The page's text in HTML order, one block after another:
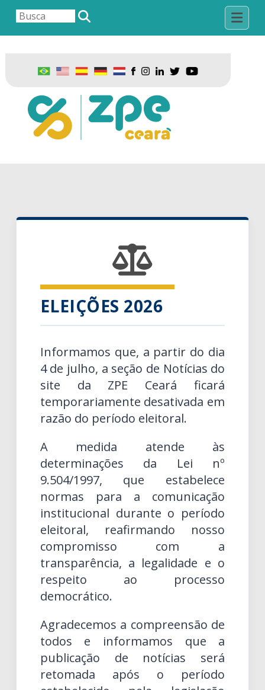
ELEIÇÕES 2026
Informamos que, a partir do dia
4 de julho, a seção de Notícias do
site da ZPE Ceará ficará
temporariamente desativada em
razão do período eleitoral.
A medida atende às
determinações da Lei nº
9.504/1997, que estabelece
normas para a comunicação
institucional durante o período
eleitoral, reafirmando nosso
compromisso com a
transparência, a legalidade e o
respeito ao processo
democrático.
Agradecemos a compreensão de
todos e informamos que a
publicação de notícias será
retomada após o período